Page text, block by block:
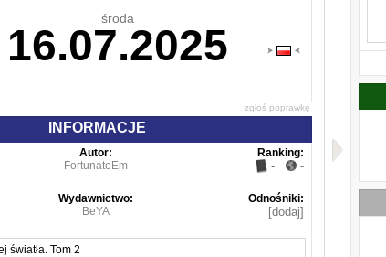
środa
16.07.2025
zgłoś poprawkę
INFORMACJE
Autor:
FortunateEm
Ranking:
- -
Wydawnictwo:
BeYA
Odnośniki:
[dodaj]
światła. Tom 2